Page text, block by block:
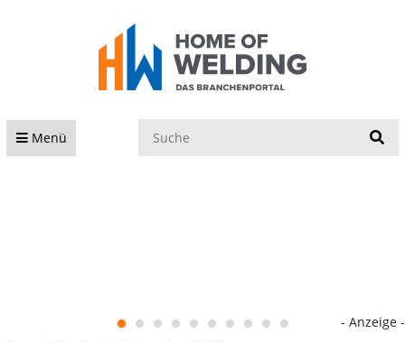
Menü
- Anzeige -